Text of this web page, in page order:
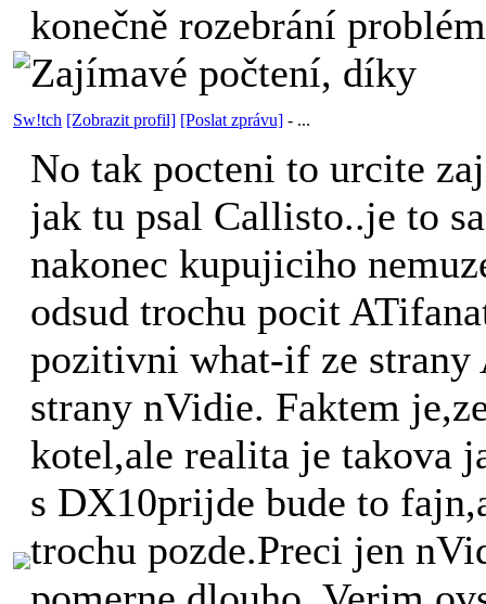
konečně rozebrání
Zajímavé počtení, díky
Sw!tch [Zobrazit profil] [Poslat zprávu] - ...
No tak pocteni to urcite
jak tu psal Callisto..je to
nakonec kupujiciho
odsud trochu pocit
pozitivni what-if ze strany
strany nVidie. Faktem
kotel,ale realita je takova
s DX10prijde bude to
trochu pozde.Preci jen